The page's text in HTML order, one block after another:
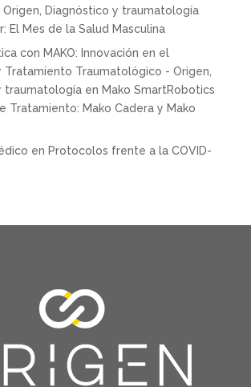
Diagnóstico y traumatología
El Mes de la Salud Masculina
con MAKO: Innovación en el
Tratamiento Traumatológico - Origen,
traumatologíaen Mako SmartRobotics
Tratamiento: Mako Cadera y Mako
en Protocolos frente a la COVID-